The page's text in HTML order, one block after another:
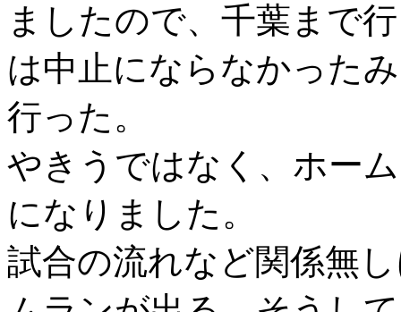
ましたので、千葉まで
は中止にならなかった
行った。
やきうではなく、ホー
になりました。
試合の流れなど関係無